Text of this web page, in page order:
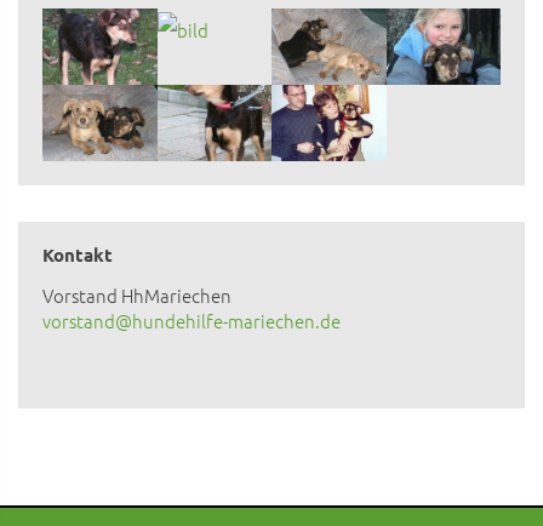
Kontakt
Vorstand HhMariechen
vorstand@hundehilfe-mariechen.de